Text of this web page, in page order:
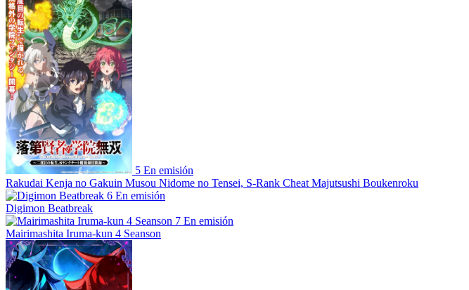
5 En emisión
Rakudai Kenja no Gakuin Musou Nidome no Tensei, S-Rank Cheat Majutsushi Boukenroku
6 En emisión
Digimon Beatbreak
7 En emisión
Mairimashita Iruma-kun 4 Seanson